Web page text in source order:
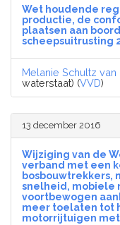
Wet houdende
productie, de
plaatsen aan
scheepsuitrusting
Melanie Schultz van
waterstaat) (VVD)
13 december 2016
Wijziging van de
verband met een
bosbouwtrekkers,
snelheid, mobiele
voortbewogen
meer toelaten tot
motorrijtuigen